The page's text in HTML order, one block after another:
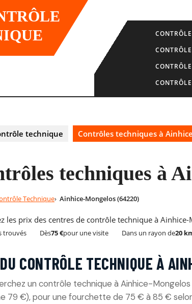
technique Contrôles techniques à
techniques à
Technique Ainhice-Mongelos (64220)
les prix des centres de contrôle technique à
trouvés Dès75 €pour une visite Dans un rayon de20
CONTRÔLE TECHNIQUE À
un contrôle technique à Ainhice-Mongelos
79 €), pour une fourchette de 75 € à 85 €